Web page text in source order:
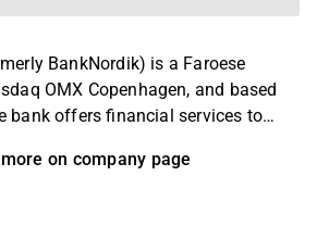
BankNordik) is a Faroese
OMX Copenhagen, and based
bank offers financial services to
the offering consists of
on company page